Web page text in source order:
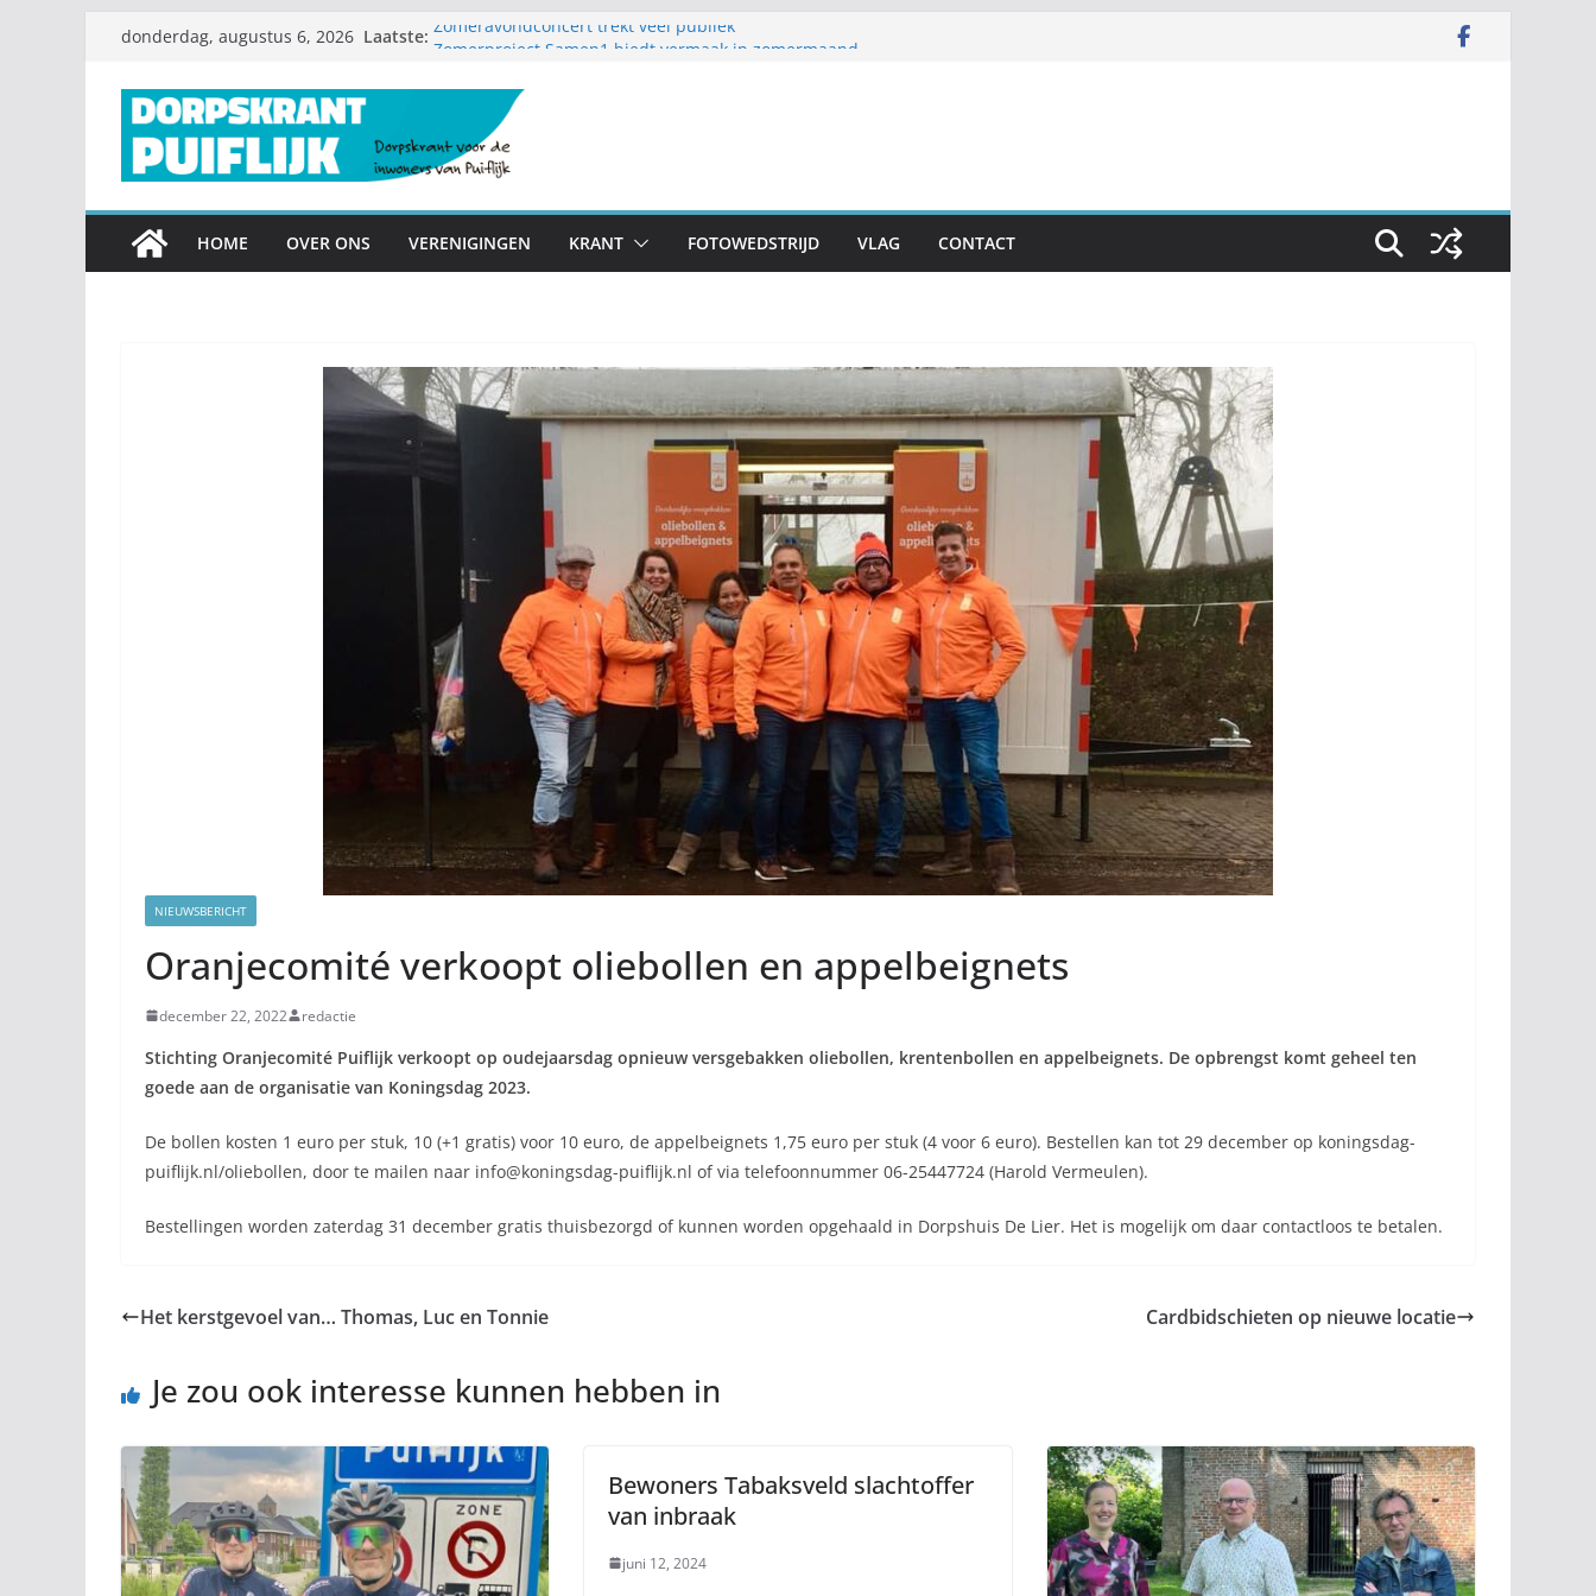
inhoud
donderdag, augustus 6, 2026 Laatste: Zomeravondconcert trekt veel publiek
Nieuwe speeltoestellen op schoolplein ’t Geerke
Garagesale klaar voor zondag: meer dan 80 adressen doen
mee
HOME OVER ONS VERENIGINGEN KRANT FOTOWEDSTRIJD VLAG CONTACT
NIEUWSBERICHT
Oranjecomité verkoopt oliebollen en appelbeignets
december 22, 2022 redactie
Stichting Oranjecomité Puiflijk verkoopt op oudejaarsdag opnieuw versgebakken oliebollen, krentenbollen en appelbeignets. De opbrengst komt geheel ten
goede aan de organisatie van Koningsdag 2023.
De bollen kosten 1 euro per stuk, 10 (+1 gratis) voor 10 euro, de appelbeignets 1,75 euro per stuk (4 voor 6 euro). Bestellen kan tot 29 december op koningsdag-
puiflijk.nl/oliebollen, door te mailen naar info@koningsdag-puiflijk.nl of via telefoonnummer 06-25447724 (Harold Vermeulen).
Bestellingen worden zaterdag 31 december gratis thuisbezorgd of kunnen worden opgehaald in Dorpshuis De Lier. Het is mogelijk om daar contactloos te betalen.
Het kerstgevoel van… Thomas, Luc en Tonnie Cardbidschieten op nieuwe locatie
Je zou ook interesse kunnen hebben in
Bewoners Tabaksveld slachtoffer
van inbraak
juni 12, 2024